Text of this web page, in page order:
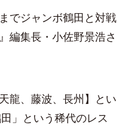
でジャンボ鶴田と対戦
編集長・小佐野景浩さ
龍、藤波、長州】とい
」という稀代のレス